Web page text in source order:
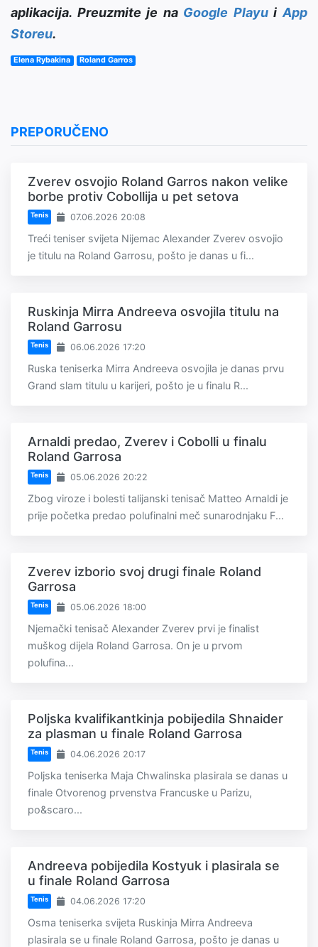
aplikacija. Preuzmite je na Google PlayuiApp
Storeu.
Elena Rybakina Roland Garros
PREPORUČENO
Zverev osvojio Roland Garros nakon velike
borbe protiv Cobollija u pet setova
Tenis 07.06.2026 20:08
Treći teniser svijeta Nijemac Alexander Zverev osvojio
je titulu na Roland Garrosu, pošto je danas u fi...
Ruskinja Mirra Andreeva osvojila titulu na
Roland Garrosu
Tenis 06.06.2026 17:20
Ruska teniserka Mirra Andreeva osvojila je danas prvu
Grand slam titulu u karijeri, pošto je u finalu R...
Arnaldi predao, Zverev i Cobolli u finalu
Roland Garrosa
Tenis 05.06.2026 20:22
Zbog viroze i bolesti talijanski tenisač Matteo Arnaldi je
prije početka predao polufinalni meč sunarodnjaku F...
Zverev izborio svoj drugi finale Roland
Garrosa
Tenis 05.06.2026 18:00
Njemački tenisač Alexander Zverev prvi je finalist
muškog dijela Roland Garrosa. On je u prvom
polufina...
Poljska kvalifikantkinja pobijedila Shnaider
za plasman u finale Roland Garrosa
Tenis 04.06.2026 20:17
Poljska teniserka Maja Chwalinska plasirala se danas u
finale Otvorenog prvenstva Francuske u Parizu,
po&scaro...
Andreeva pobijedila Kostyuk i plasirala se
u finale Roland Garrosa
Tenis 04.06.2026 17:20
Osma teniserka svijeta Ruskinja Mirra Andreeva
plasirala se u finale Roland Garrosa, pošto je danas u